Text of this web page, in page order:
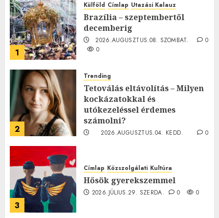
1
Külföld Címlap Utazási Kalauz
Brazília – szeptembertől
decemberig
2026.AUGUSZTUS.08. SZOMBAT.
0
0
2
Trending
Tetoválás eltávolítás – Milyen
kockázatokkal és
utókezeléssel érdemes
számolni?
2026.AUGUSZTUS.04. KEDD.
0
3
Címlap Közszolgálati Kultúra
Hősök gyerekszemmel
2026.JÚLIUS.29. SZERDA. 0 0